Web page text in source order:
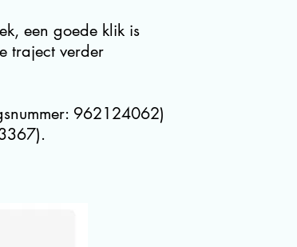
een goede klik is
traject verder
962124062)